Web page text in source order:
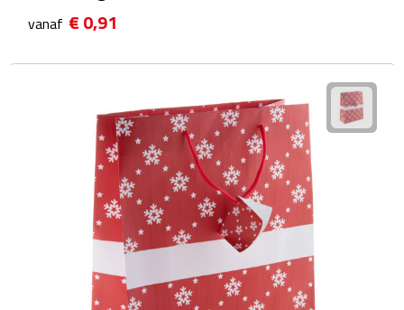
Cocktailglazen
Wijnglazen
Koffieglazen
Theeglazen
Kopjes & Mokken
vanaf € 0,91